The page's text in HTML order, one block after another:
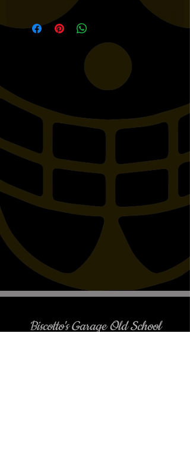
modello HH 731-390 per
CONDUCENTE!!!
compatibile con i seguenti
modelli:HONDA VT125
SHADOW, VT600C 99-UP,
VLX 99-UP, VF700C, VF750C
SUPER MAGNA, VT750C4,
VT750C4 SHADOW, VT750C5,
VT750C5 SHADOW, VT750C
SHADOW 07-UP, VT750DC
BLACK WIDOW 01-03,
VT750DC SPIRIT 07-UP,
VT750C BLACK SPIRIT,
VT750C PHANTOM,
VT750C2B BLACK SPIRIT 10-
UP, VT750C2B PHANTOM 10-
UP, VT750C SHADOW AERO,
VTX1300R, VTX1300S, FURY
VT1300CX, VTX1800R,
Biscotto's Garage Old School